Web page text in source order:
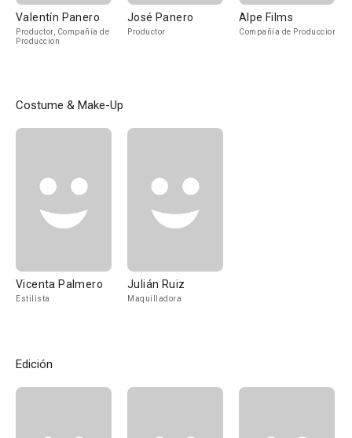
Valentín Panero
Productor, Compañía de
Produccion
José Panero
Productor
Alpe Films
Compañía de Produccion
Costume & Make-Up
Vicenta Palmero
Estilista
Julián Ruiz
Maquilladora
Edición